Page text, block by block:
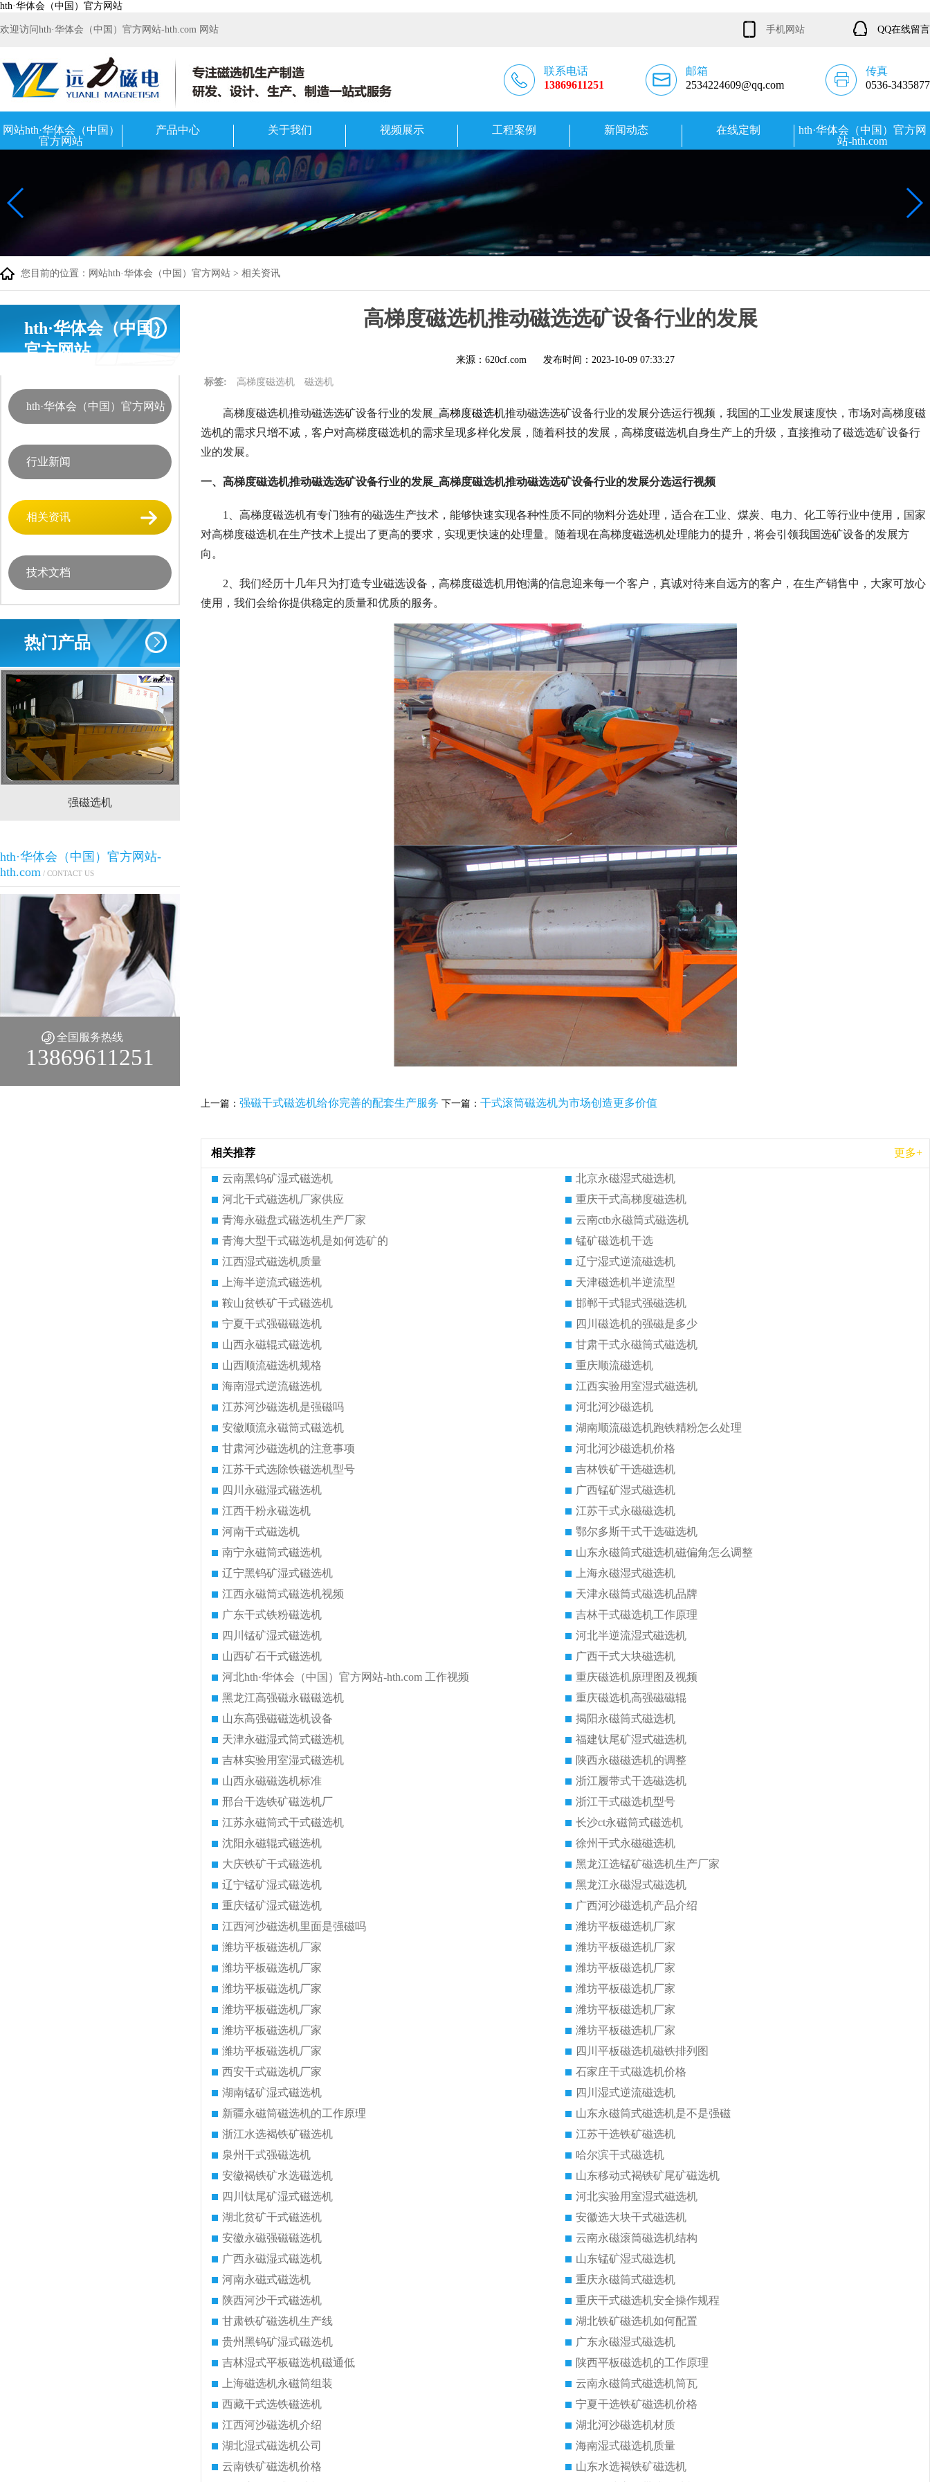
hth·华体会（中国）官方网站
欢迎访问hth·华体会（中国）官方网站-hth.com 网站 手机网站 QQ在线留言
联系电话
13869611251
邮箱
2534224609@qq.com
传真
0536-3435877
网站hth·华体会（中国）
官方网站
产品中心 关于我们 视频展示 工程案例 新闻动态 在线定制
hth·华体会（中国）官方网
站-hth.com
您目前的位置： 网站hth·华体会（中国）官方网站 > 相关资讯
hth·华体会（中国）
官方网站
hth·华体会（中国）官方网站
行业新闻
相关资讯
技术文档
热门产品
强磁选机 稀土永磁辊式强磁选机 RCT系列全磁永磁滚筒
hth·华体会（中国）官方网站-
hth.com / CONTACT US
全国服务热线
13869611251
高梯度磁选机推动磁选选矿设备行业的发展
来源：620cf.com 发布时间： 2023-10-09 07:33:27
标签: 高梯度磁选机 磁选机
高梯度磁选机推动磁选选矿设备行业的发展_ 高梯度磁选机推动磁选选矿设备行业的发展分选运行视频，我国的工业发展速度快，市场对高梯度磁
选机的需求只增不减，客户对高梯度磁选机的需求呈现多样化发展，随着科技的发展，高梯度磁选机自身生产上的升级，直接推动了磁选选矿设备行
业的发展。
一、高梯度磁选机推动磁选选矿设备行业的发展_高梯度磁选机推动磁选选矿设备行业的发展分选运行视频
1、高梯度磁选机有专门独有的磁选生产技术，能够快速实现各种性质不同的物料分选处理，适合在工业、煤炭、电力、化工等行业中使用，国家
对高梯度磁选机在生产技术上提出了更高的要求，实现更快速的处理量。随着现在高梯度磁选机处理能力的提升，将会引领我国选矿设备的发展方
向。
2、我们经历十几年只为打造专业磁选设备，高梯度磁选机用饱满的信息迎来每一个客户，真诚对待来自远方的客户，在生产销售中，大家可放心
使用，我们会给你提供稳定的质量和优质的服务。
上一篇： 强磁干式磁选机给你完善的配套生产服务 下一篇： 干式滚筒磁选机为市场创造更多价值
相关推荐 更多+
云南黑钨矿湿式磁选机
北京永磁湿式磁选机
河北干式磁选机厂家供应
重庆干式高梯度磁选机
青海永磁盘式磁选机生产厂家
云南ctb永磁筒式磁选机
青海大型干式磁选机是如何选矿的
锰矿磁选机干选
江西湿式磁选机质量
辽宁湿式逆流磁选机
上海半逆流式磁选机
天津磁选机半逆流型
鞍山贫铁矿干式磁选机
邯郸干式辊式强磁选机
宁夏干式强磁磁选机
四川磁选机的强磁是多少
山西永磁辊式磁选机
甘肃干式永磁筒式磁选机
山西顺流磁选机规格
重庆顺流磁选机
海南湿式逆流磁选机
江西实验用室湿式磁选机
江苏河沙磁选机是强磁吗
河北河沙磁选机
安徽顺流永磁筒式磁选机
湖南顺流磁选机跑铁精粉怎么处理
甘肃河沙磁选机的注意事项
河北河沙磁选机价格
江苏干式选除铁磁选机型号
吉林铁矿干选磁选机
四川永磁湿式磁选机
广西锰矿湿式磁选机
江西干粉永磁选机
江苏干式永磁磁选机
河南干式磁选机
鄂尔多斯干式干选磁选机
南宁永磁筒式磁选机
山东永磁筒式磁选机磁偏角怎么调整
辽宁黑钨矿湿式磁选机
上海永磁湿式磁选机
江西永磁筒式磁选机视频
天津永磁筒式磁选机品牌
广东干式铁粉磁选机
吉林干式磁选机工作原理
四川锰矿湿式磁选机
河北半逆流湿式磁选机
山西矿石干式磁选机
广西干式大块磁选机
河北hth·华体会（中国）官方网站-hth.com 工作视频
重庆磁选机原理图及视频
黑龙江高强磁永磁磁选机
重庆磁选机高强磁磁辊
山东高强磁磁选机设备
揭阳永磁筒式磁选机
天津永磁湿式筒式磁选机
福建钛尾矿湿式磁选机
吉林实验用室湿式磁选机
陕西永磁磁选机的调整
山西永磁磁选机标准
浙江履带式干选磁选机
邢台干选铁矿磁选机厂
浙江干式磁选机型号
江苏永磁筒式干式磁选机
长沙ct永磁筒式磁选机
沈阳永磁辊式磁选机
徐州干式永磁磁选机
大庆铁矿干式磁选机
黑龙江选锰矿磁选机生产厂家
辽宁锰矿湿式磁选机
黑龙江永磁湿式磁选机
重庆锰矿湿式磁选机
广西河沙磁选机产品介绍
江西河沙磁选机里面是强磁吗
潍坊平板磁选机厂家
潍坊平板磁选机厂家
潍坊平板磁选机厂家
潍坊平板磁选机厂家
潍坊平板磁选机厂家
潍坊平板磁选机厂家
潍坊平板磁选机厂家
潍坊平板磁选机厂家
潍坊平板磁选机厂家
潍坊平板磁选机厂家
潍坊平板磁选机厂家
潍坊平板磁选机厂家
四川平板磁选机磁铁排列图
西安干式磁选机厂家
石家庄干式磁选机价格
湖南锰矿湿式磁选机
四川湿式逆流磁选机
新疆永磁筒磁选机的工作原理
山东永磁筒式磁选机是不是强磁
浙江水选褐铁矿磁选机
江苏干选铁矿磁选机
泉州干式强磁选机
哈尔滨干式磁选机
安徽褐铁矿水选磁选机
山东移动式褐铁矿尾矿磁选机
四川钛尾矿湿式磁选机
河北实验用室湿式磁选机
湖北贫矿干式磁选机
安徽选大块干式磁选机
安徽永磁强磁磁选机
云南永磁滚筒磁选机结构
广西永磁湿式磁选机
山东锰矿湿式磁选机
河南永磁式磁选机
重庆永磁筒式磁选机
陕西河沙干式磁选机
重庆干式磁选机安全操作规程
甘肃铁矿磁选机生产线
湖北铁矿磁选机如何配置
贵州黑钨矿湿式磁选机
广东永磁湿式磁选机
吉林湿式平板磁选机磁通低
陕西平板磁选机的工作原理
上海磁选机永磁筒组装
云南永磁筒式磁选机筒瓦
西藏干式选铁磁选机
宁夏干选铁矿磁选机价格
江西河沙磁选机介绍
湖北河沙磁选机材质
湖北湿式磁选机公司
海南湿式磁选机质量
云南铁矿磁选机价格
山东水选褐铁矿磁选机